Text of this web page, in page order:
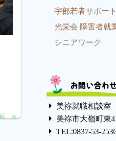
宇部若者サポー
光栄会 障害者就
シニアワーク
お問い合わ
美祢就職相談室
美祢市大嶺町東
TEL:0837-53-